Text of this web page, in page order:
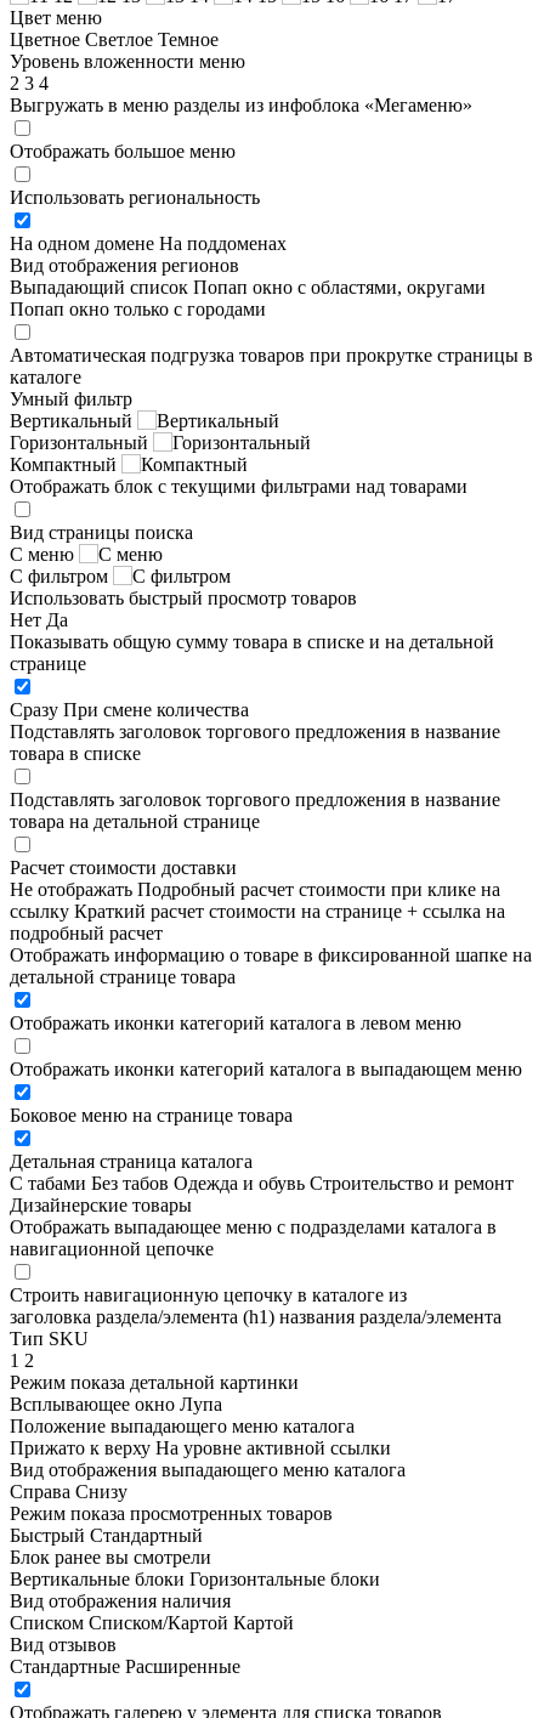
Цвет меню
Цветное Светлое Темное
Уровень вложенности меню
2 3 4
Выгружать в меню разделы из инфоблока «Мегаменю»
Отображать большое меню
Использовать региональность
На одном домене На поддоменах
Вид отображения регионов
Выпадающий список Попап окно c областями, округами
Попап окно только с городами
Автоматическая подгрузка товаров при прокрутке страницы в
каталоге
Умный фильтр
Вертикальный
Горизонтальный
Компактный
Отображать блок с текущими фильтрами над товарами
Вид страницы поиска
С меню
С фильтром
Использовать быстрый просмотр товаров
Нет Да
Показывать общую сумму товара в списке и на детальной
странице
Сразу При смене количества
Подставлять заголовок торгового предложения в название
товара в списке
Подставлять заголовок торгового предложения в название
товара на детальной странице
Расчет стоимости доставки
Не отображать Подробный расчет стоимости при клике на
ссылку Краткий расчет стоимости на странице + ссылка на
подробный расчет
Отображать информацию о товаре в фиксированной шапке на
детальной странице товара
Отображать иконки категорий каталога в левом меню
Отображать иконки категорий каталога в выпадающем меню
Боковое меню на странице товара
Детальная страница каталога
С табами Без табов Одежда и обувь Строительство и ремонт
Дизайнерские товары
Отображать выпадающее меню с подразделами каталога в
навигационной цепочке
Строить навигационную цепочку в каталоге из
заголовка раздела/элемента (h1) названия раздела/элемента
Тип SKU
1 2
Режим показа детальной картинки
Всплывающее окно Лупа
Положение выпадающего меню каталога
Прижато к верху На уровне активной ссылки
Вид отображения выпадающего меню каталога
Справа Снизу
Режим показа просмотренных товаров
Быстрый Стандартный
Блок ранее вы смотрели
Вертикальные блоки Горизонтальные блоки
Вид отображения наличия
Списком Списком/Картой Картой
Вид отзывов
Стандартные Расширенные
Отображать галерею у элемента для списка товаров